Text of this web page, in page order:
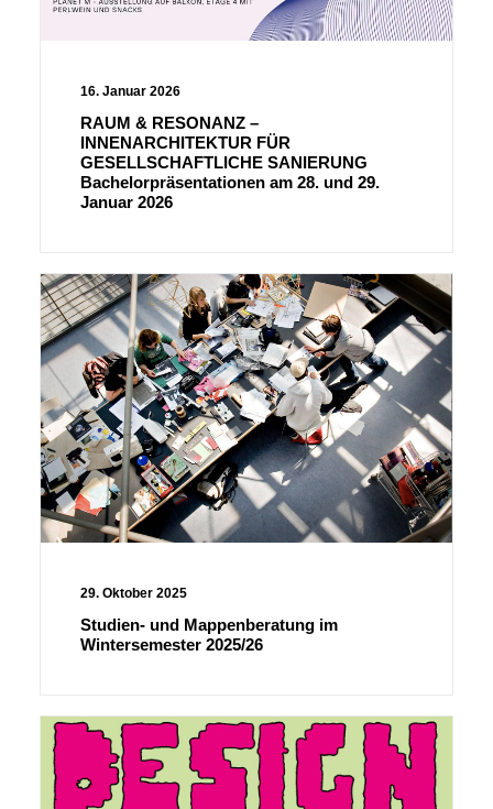
16. Januar 2026
RAUM & RESONANZ –
INNENARCHITEKTUR FÜR
GESELLSCHAFTLICHE SANIERUNG
Bachelorpräsentationen am 28. und 29.
Januar 2026
29. Oktober 2025
Studien- und Mappenberatung im
Wintersemester 2025/26